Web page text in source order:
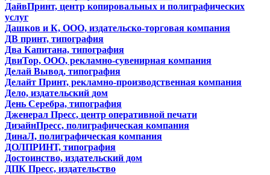
ДайвПринт, центр копировальных и полиграфических
услуг
Дашков и К, ООО, издательско-торговая компания
ДВ принт, типография
Два Капитана, типография
ДвиТор, ООО, рекламно-сувенирная компания
Делай Вывод, типография
Делайт Принт, рекламно-производственная компания
Дело, издательский дом
День Серебра, типография
Дженерал Пресс, центр оперативной печати
ДизайнПресс, полиграфическая компания
ДинаЛ, полиграфическая компания
ДОЛПРИНТ, типография
Достоинство, издательский дом
ДПК Пресс, издательство